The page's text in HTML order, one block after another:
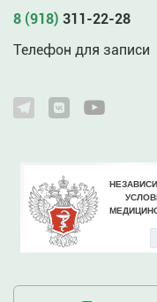
8 (918) 311-22-28
Телефон для записи